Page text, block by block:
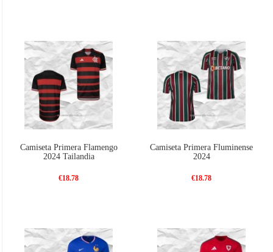
Camiseta Primera Flamengo
2024 Tailandia
€18.78
Camiseta Primera Fluminense
2024
€18.78